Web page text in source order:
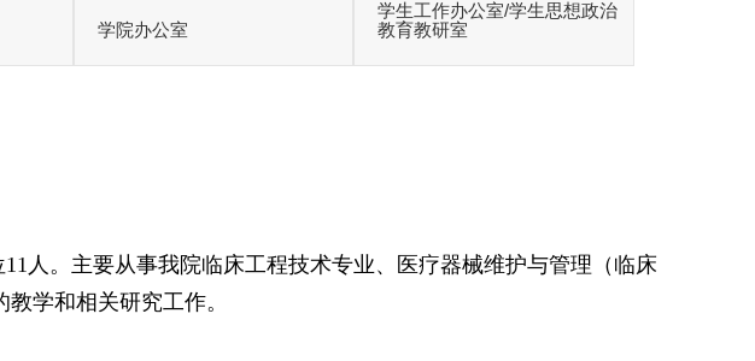
学院办公室
学生工作办公室/学生思想政治
教育教研室
11 人。主要从事我院临床工程技术专业、医疗器械维护与管理（临床
学和相关研究工作。